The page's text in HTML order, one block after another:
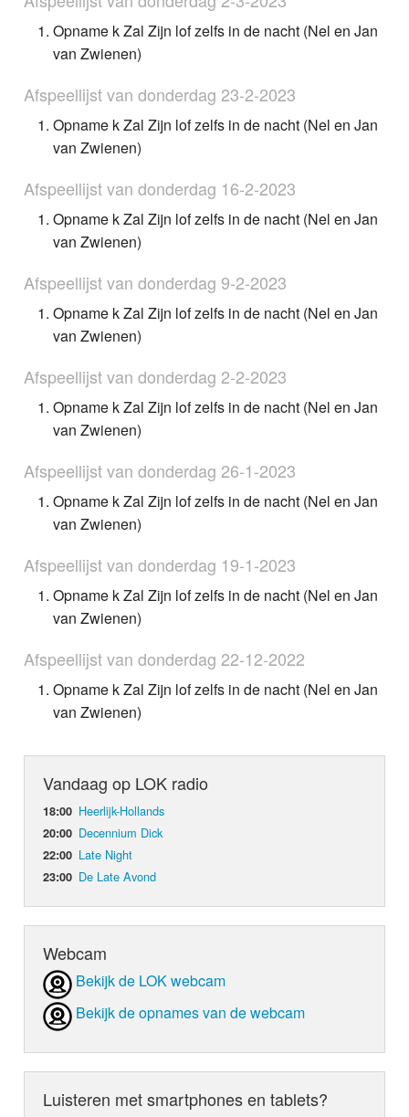
Opname k Zal Zijn lof zelfs in de nacht (Nel en Jan
van Zwienen)
Afspeellijst van donderdag 23-2-2023
Opname k Zal Zijn lof zelfs in de nacht (Nel en Jan
van Zwienen)
Afspeellijst van donderdag 16-2-2023
Opname k Zal Zijn lof zelfs in de nacht (Nel en Jan
van Zwienen)
Afspeellijst van donderdag 9-2-2023
Opname k Zal Zijn lof zelfs in de nacht (Nel en Jan
van Zwienen)
Afspeellijst van donderdag 2-2-2023
Opname k Zal Zijn lof zelfs in de nacht (Nel en Jan
van Zwienen)
Afspeellijst van donderdag 26-1-2023
Opname k Zal Zijn lof zelfs in de nacht (Nel en Jan
van Zwienen)
Afspeellijst van donderdag 19-1-2023
Opname k Zal Zijn lof zelfs in de nacht (Nel en Jan
van Zwienen)
Afspeellijst van donderdag 22-12-2022
Opname k Zal Zijn lof zelfs in de nacht (Nel en Jan
van Zwienen)
Vandaag op LOK radio
18:00 Heerlijk-Hollands
20:00 Decennium Dick
22:00 Late Night
23:00 De Late Avond
Webcam
Bekijk de LOK webcam
Bekijk de opnames van de webcam
Luisteren met smartphones en tablets?